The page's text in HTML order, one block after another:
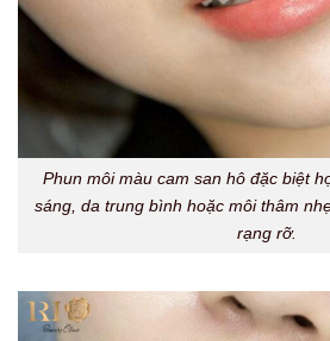
Phun môi màu cam san hô đặc biệt
sáng, da trung bình hoặc môi thâm
rạng rỡ.